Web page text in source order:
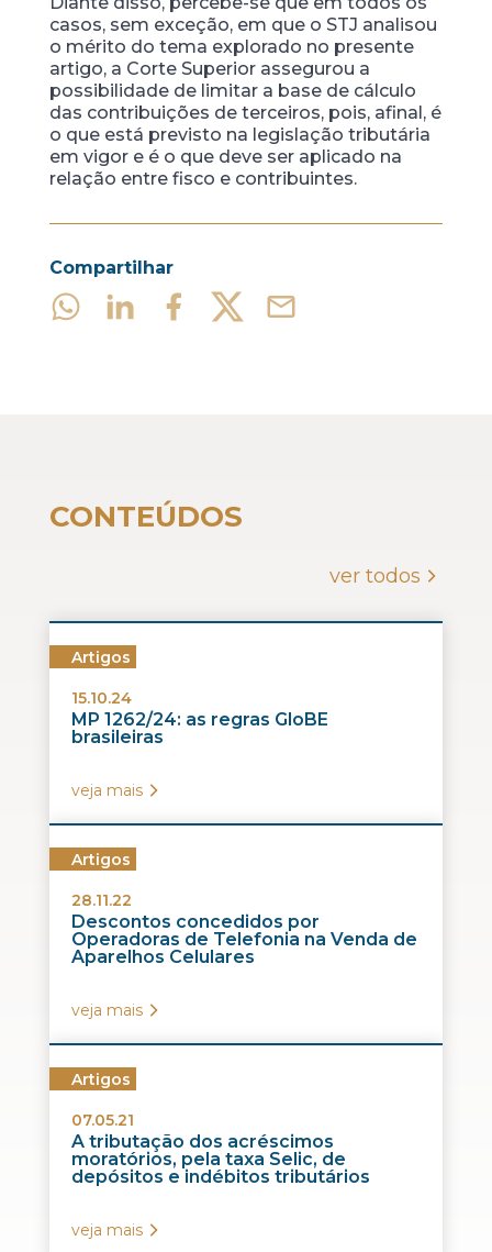
casos, sem exceção, em que o STJ analisou
o mérito do tema explorado no presente
artigo, a Corte Superior assegurou a
possibilidade de limitar a base de cálculo
das contribuições de terceiros, pois, afinal, é
o que está previsto na legislação tributária
em vigor e é o que deve ser aplicado na
relação entre fisco e contribuintes.
Compartilhar
CONTEÚDOS
ver todos
Artigos
15.10.24
MP 1262/24: as regras GloBE
brasileiras
veja mais
Artigos
28.11.22
Descontos concedidos por
Operadoras de Telefonia na Venda de
Aparelhos Celulares
veja mais
Artigos
07.05.21
A tributação dos acréscimos
moratórios, pela taxa Selic, de
depósitos e indébitos tributários
veja mais